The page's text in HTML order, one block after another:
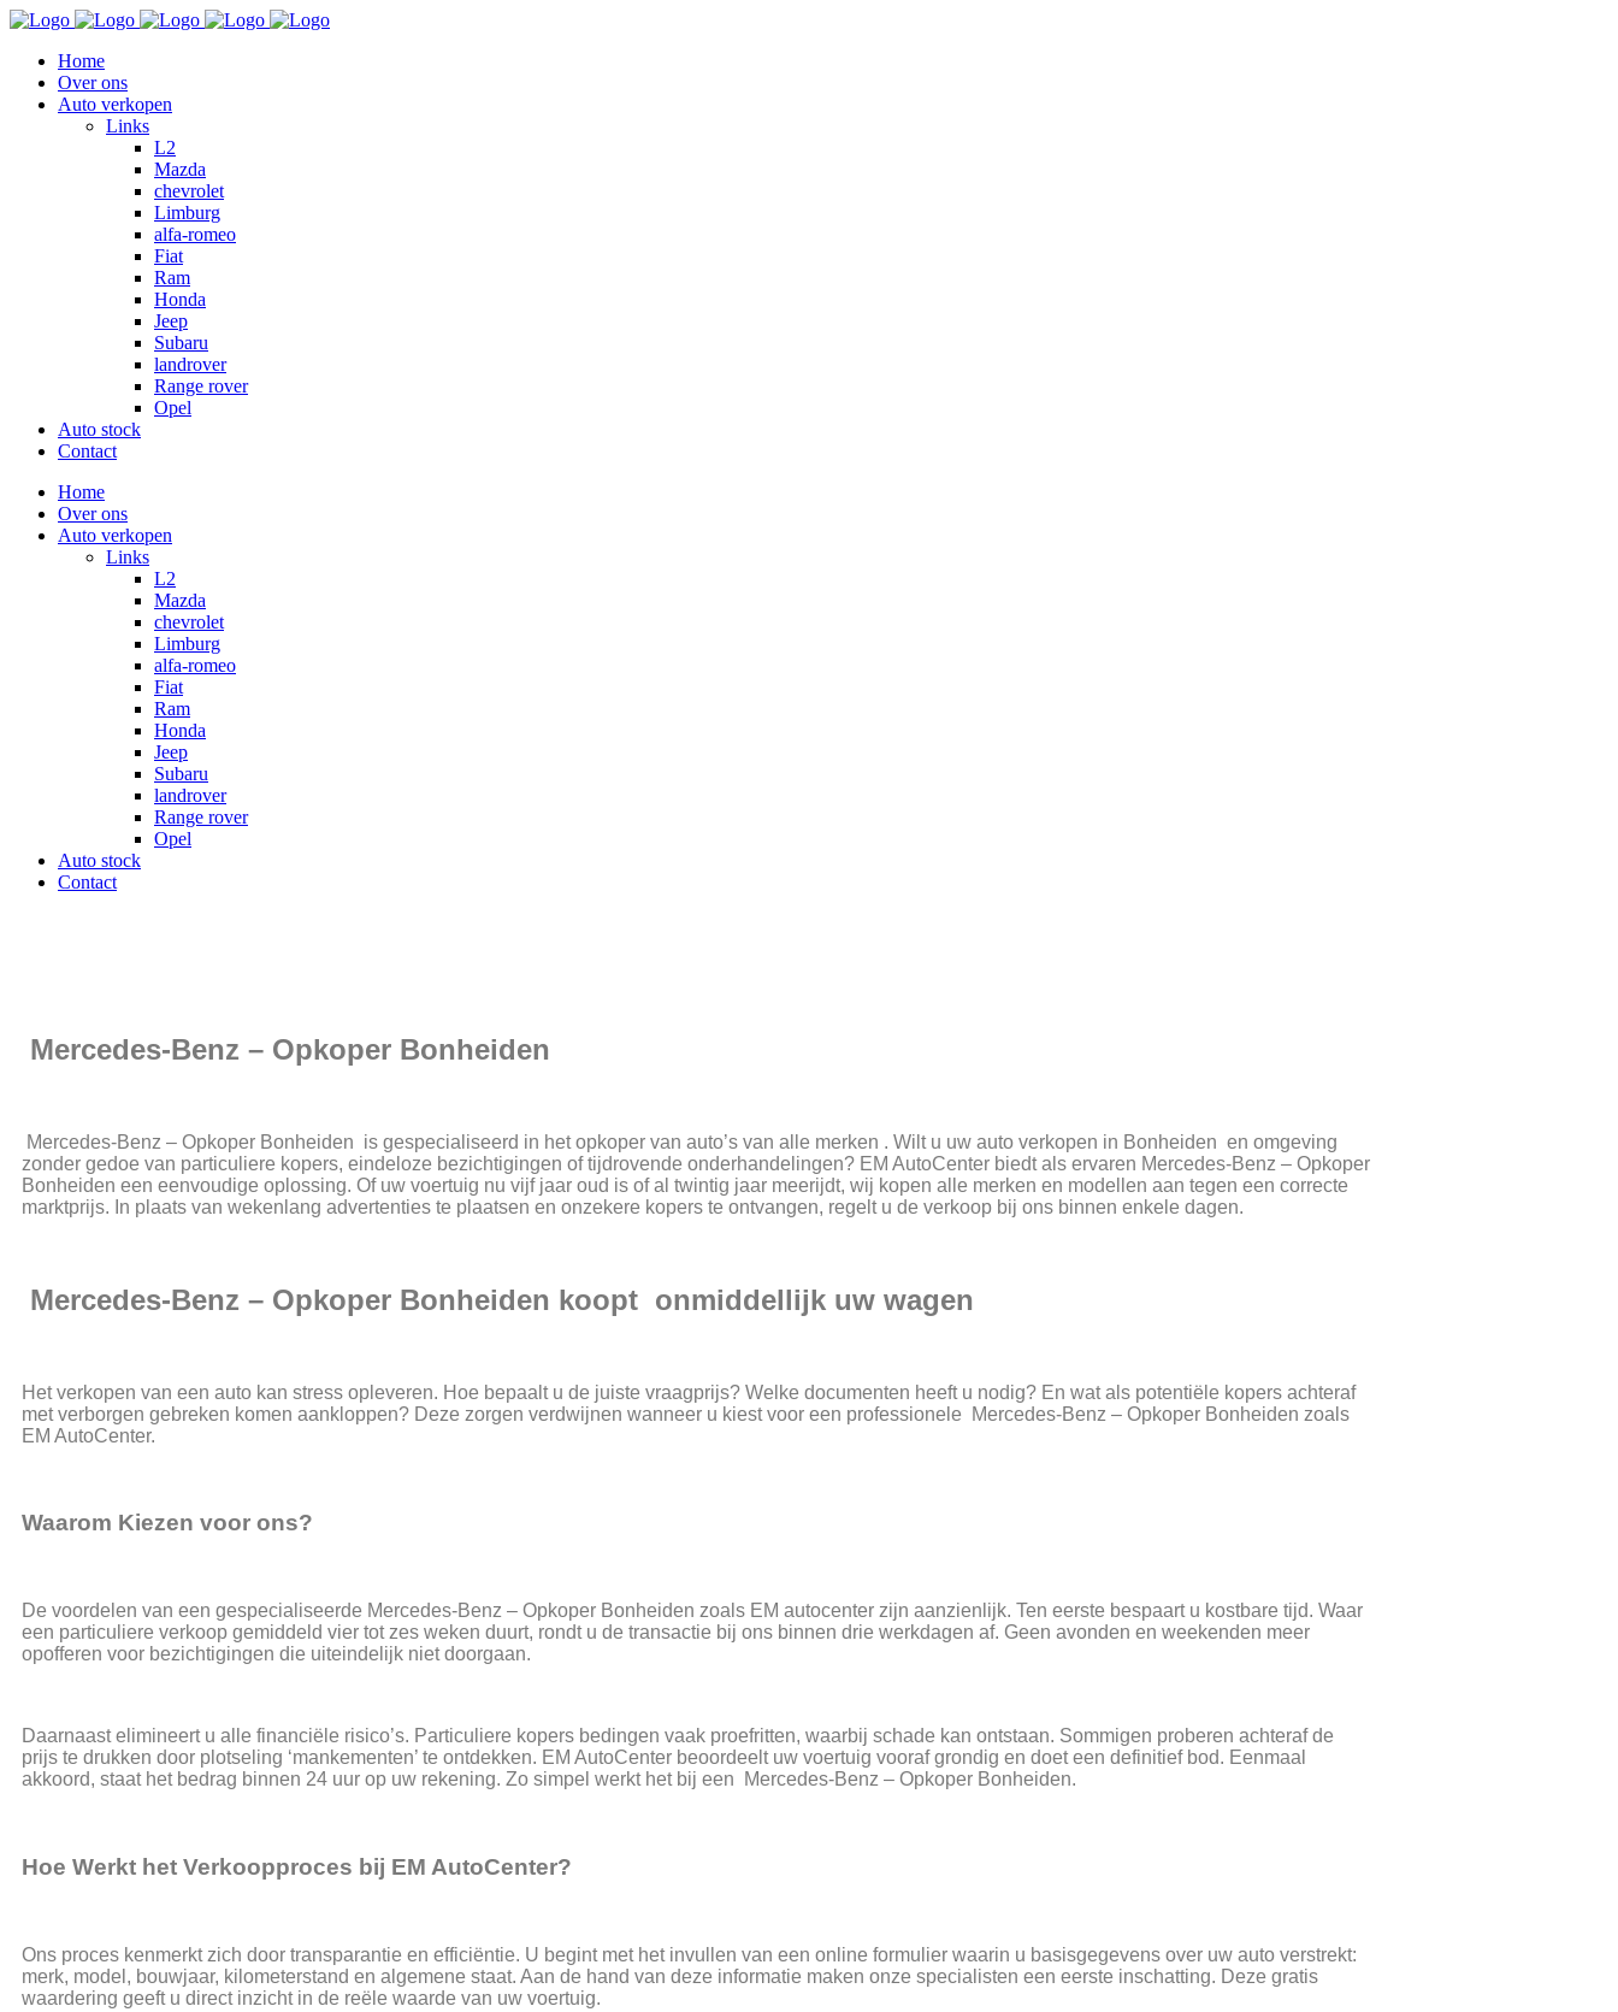
Home
Over ons
Auto verkopen
Links
L2
Mazda
chevrolet
Limburg
alfa-romeo
Fiat
Ram
Honda
Jeep
Subaru
landrover
Range rover
Opel
Auto stock
Contact
Home
Over ons
Auto verkopen
Links
L2
Mazda
chevrolet
Limburg
alfa-romeo
Fiat
Ram
Honda
Jeep
Subaru
landrover
Range rover
Opel
Auto stock
Contact
Mercedes-Benz – Opkoper Bonheiden
Mercedes-Benz – Opkoper Bonheiden is gespecialiseerd in het opkoper van auto’s van alle merken . Wilt u uw auto verkopen in Bonheiden en omgeving
zonder gedoe van particuliere kopers, eindeloze bezichtigingen of tijdrovende onderhandelingen? EM AutoCenter biedt als ervaren Mercedes-Benz – Opkoper
Bonheiden een eenvoudige oplossing. Of uw voertuig nu vijf jaar oud is of al twintig jaar meerijdt, wij kopen alle merken en modellen aan tegen een correcte
marktprijs. In plaats van wekenlang advertenties te plaatsen en onzekere kopers te ontvangen, regelt u de verkoop bij ons binnen enkele dagen.
Mercedes-Benz – Opkoper Bonheiden koopt onmiddellijk uw wagen
Het verkopen van een auto kan stress opleveren. Hoe bepaalt u de juiste vraagprijs? Welke documenten heeft u nodig? En wat als potentiële kopers achteraf
met verborgen gebreken komen aankloppen? Deze zorgen verdwijnen wanneer u kiest voor een professionele Mercedes-Benz – Opkoper Bonheiden zoals
EM AutoCenter.
Waarom Kiezen voor ons?
De voordelen van een gespecialiseerde Mercedes-Benz – Opkoper Bonheiden zoals EM autocenter zijn aanzienlijk. Ten eerste bespaart u kostbare tijd. Waar
een particuliere verkoop gemiddeld vier tot zes weken duurt, rondt u de transactie bij ons binnen drie werkdagen af. Geen avonden en weekenden meer
opofferen voor bezichtigingen die uiteindelijk niet doorgaan.
Daarnaast elimineert u alle financiële risico’s. Particuliere kopers bedingen vaak proefritten, waarbij schade kan ontstaan. Sommigen proberen achteraf de
prijs te drukken door plotseling ‘mankementen’ te ontdekken. EM AutoCenter beoordeelt uw voertuig vooraf grondig en doet een definitief bod. Eenmaal
akkoord, staat het bedrag binnen 24 uur op uw rekening. Zo simpel werkt het bij een Mercedes-Benz – Opkoper Bonheiden.
Hoe Werkt het Verkoopproces bij EM AutoCenter?
Ons proces kenmerkt zich door transparantie en efficiëntie. U begint met het invullen van een online formulier waarin u basisgegevens over uw auto verstrekt:
merk, model, bouwjaar, kilometerstand en algemene staat. Aan de hand van deze informatie maken onze specialisten een eerste inschatting. Deze gratis
waardering geeft u direct inzicht in de reële waarde van uw voertuig.